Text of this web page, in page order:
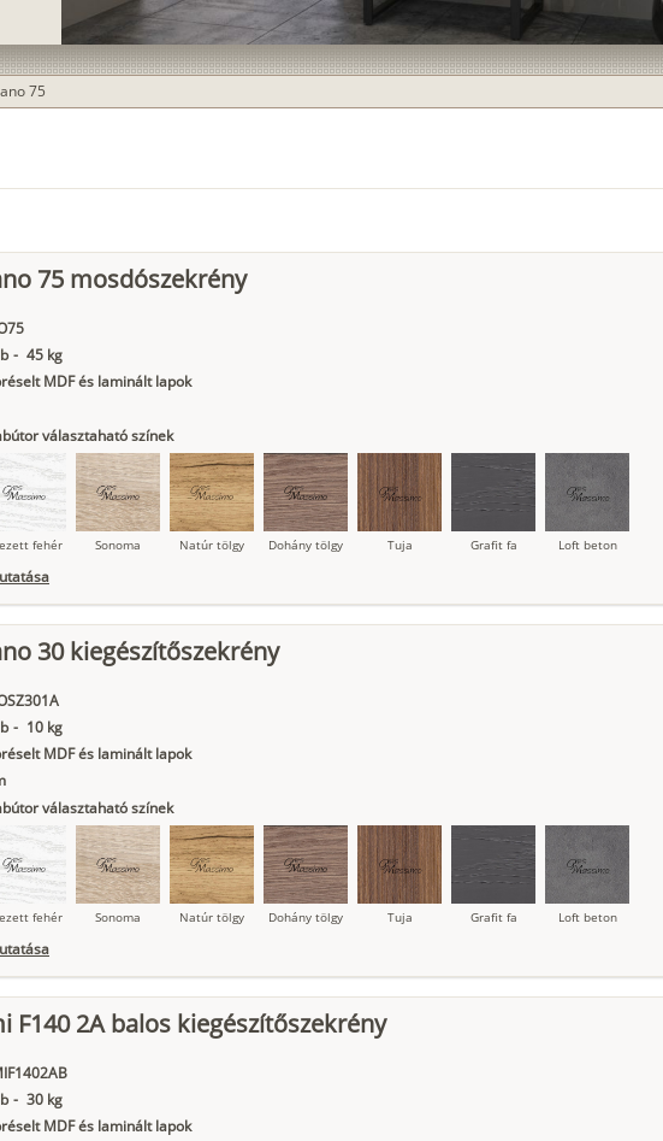
75
75 mosdószekrény
- 45 kg
MDF és laminált lapok
választaható színek
fehér Sonoma Natúr tölgy Dohány tölgy Tuja Grafit fa Loft beton
krém Kasmír Kőszürke
30 kiegészítőszekrény
- 10 kg
MDF és laminált lapok
választaható színek
fehér Sonoma Natúr tölgy Dohány tölgy Tuja Grafit fa Loft beton
krém Kasmír Kőszürke Nádzöld Füstös zöld
F140 2A balos kiegészítőszekrény
- 30 kg
MDF és laminált lapok